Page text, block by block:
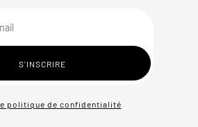
politique de confidentialité